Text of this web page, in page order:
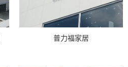
普力福家居